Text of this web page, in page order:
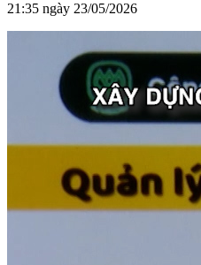
21:35 ngày 23/05/2026